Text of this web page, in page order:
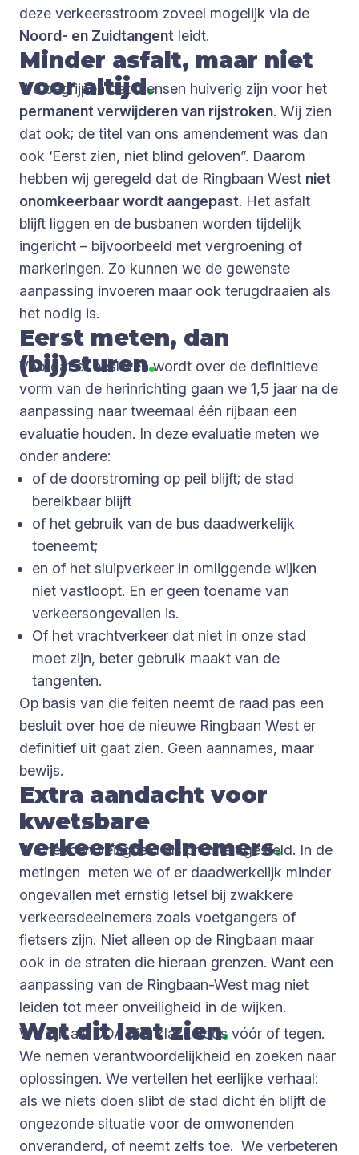
deze verkeersstroom zoveel mogelijk via de
Noord- en Zuidtangent leidt.
Minder asfalt, maar niet
voor altijd.
We begrijpen dat mensen huiverig zijn voor het
permanent verwijderen van rijstroken. Wij zien
dat ook; de titel van ons amendement was dan
ook ‘Eerst zien, niet blind geloven”. Daarom
hebben wij geregeld dat de Ringbaan West niet
onomkeerbaar wordt aangepast. Het asfalt
blijft liggen en de busbanen worden tijdelijk
ingericht – bijvoorbeeld met vergroening of
markeringen. Zo kunnen we de gewenste
aanpassing invoeren maar ook terugdraaien als
het nodig is.
Eerst meten, dan
(bij)sturen.
Voordat er besloten wordt over de definitieve
vorm van de herinrichting gaan we 1,5 jaar na de
aanpassing naar tweemaal één rijbaan een
evaluatie houden. In deze evaluatie meten we
onder andere:
of de doorstroming op peil blijft; de stad
bereikbaar blijft
of het gebruik van de bus daadwerkelijk
toeneemt;
en of het sluipverkeer in omliggende wijken
niet vastloopt. En er geen toename van
verkeersongevallen is.
Of het vrachtverkeer dat niet in onze stad
moet zijn, beter gebruik maakt van de
tangenten.
Op basis van die feiten neemt de raad pas een
besluit over hoe de nieuwe Ringbaan West er
definitief uit gaat zien. Geen aannames, maar
bewijs.
Extra aandacht voor
kwetsbare
verkeersdeelnemers.
We hebben veiligheid als prioriteit gesteld. In de
metingen meten we of er daadwerkelijk minder
ongevallen met ernstig letsel bij zwakkere
verkeersdeelnemers zoals voetgangers of
fietsers zijn. Niet alleen op de Ringbaan maar
ook in de straten die hieraan grenzen. Want een
aanpassing van de Ringbaan-West mag niet
leiden tot meer onveiligheid in de wijken.
Wat dit laat zien.
We zijn als CDA niet klakkeloos vóór of tegen.
We nemen verantwoordelijkheid en zoeken naar
oplossingen. We vertellen het eerlijke verhaal:
als we niets doen slibt de stad dicht én blijft de
ongezonde situatie voor de omwonenden
onveranderd, of neemt zelfs toe. We verbeteren